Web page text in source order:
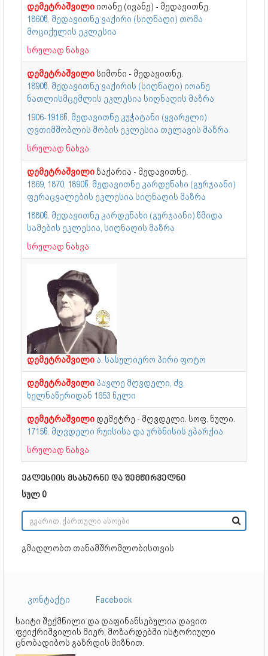
დემეტრაშვილი იოანე (ივანე) - მედავითნე.
1860წ. მედავითნე ვაქირი (სიღნაღი) თომა
მოციქულის ეკლესია
სრულად ნახვა
დემეტრაშვილი სიმონი - მედავითნე.
1890წ. მედავითნე ვაქირის (სიღნაღი) იოანე
ნათლისმცემლის ეკლესია სიღნაღის მაზრა
1906-1916წ. მედავითნე კუჭატანი (ყვარელი)
ღვთიმშობლის შობის ეკლესია თელავის მაზრა
სრულად ნახვა
დემეტრაშვილი ზაქარია - მედავითნე.
1869, 1870, 1890წ. მედავითნე კარდენახი (გურჯაანი)
ფერაცვალების ეკლესია სიღნაღის მაზრა
1880წ. მედავითნე კარდენახი (გურჯაანი) წმიდა
სამების ეკლესია, სიღნაღის მაზრა
სრულად ნახვა
დემეტრაშვილი ა. სასულიერო პირი ფოტო
დემეტრაშვილი პავლე მღვდელი, ძვ.
ხელნაწერიდან 1653 წელი
დემეტრაშვილი დემეტრე - მღვდელი. სოფ. ნული.
1715წ. მღვდელი რუისისა და ურბნისის ეპარქია
სრულად ნახვა
ეკლესიის მსახურნი და შემწირველნი
სულ 0
გმადლობთ თანამშრომლობისთვის
კონტაქტი
Facebook
საიტი შექმნილი და დაფინანსებულია დავით
ფეიქრიშვილის მიერ, მოზარდებში ისტორიული
ცნობადიბოს გაზრდის მიზნით.